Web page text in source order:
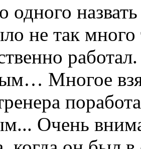
не так много
Многое
Очень